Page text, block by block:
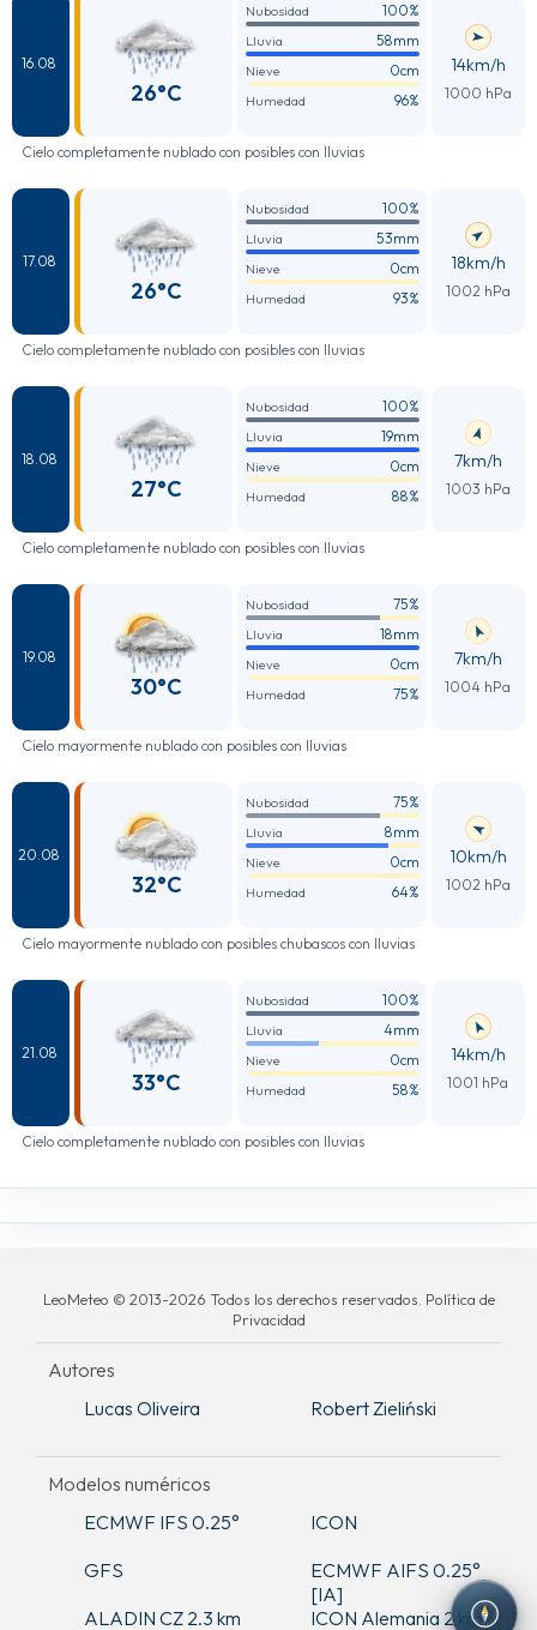
16.08
26°C
Nubosidad 100%
Lluvia 58mm
Nieve 0cm
Humedad 96%
14km/h
1000 hPa
Cielo completamente nublado con posibles con lluvias
17.08
26°C
Nubosidad 100%
Lluvia 53mm
Nieve 0cm
Humedad 93%
18km/h
1002 hPa
Cielo completamente nublado con posibles con lluvias
18.08
27°C
Nubosidad 100%
Lluvia 19mm
Nieve 0cm
Humedad 88%
7km/h
1003 hPa
Cielo completamente nublado con posibles con lluvias
19.08
30°C
Nubosidad 75%
Lluvia 18mm
Nieve 0cm
Humedad 75%
7km/h
1004 hPa
Cielo mayormente nublado con posibles con lluvias
20.08
32°C
Nubosidad 75%
Lluvia 8mm
Nieve 0cm
Humedad 64%
10km/h
1002 hPa
Cielo mayormente nublado con posibles chubascos con lluvias
21.08
33°C
Nubosidad 100%
Lluvia 4mm
Nieve 0cm
Humedad 58%
14km/h
1001 hPa
Cielo completamente nublado con posibles con lluvias
LeoMeteo © 2013-2026 Todos los derechos reservados. Política de
Privacidad
Autores
Lucas Oliveira
Robert Zieliński
Modelos numéricos
ECMWF IFS 0.25°
ICON
GFS
ECMWF AIFS 0.25°
[IA]
ALADIN CZ 2.3 km
ICON Alemania 2 km